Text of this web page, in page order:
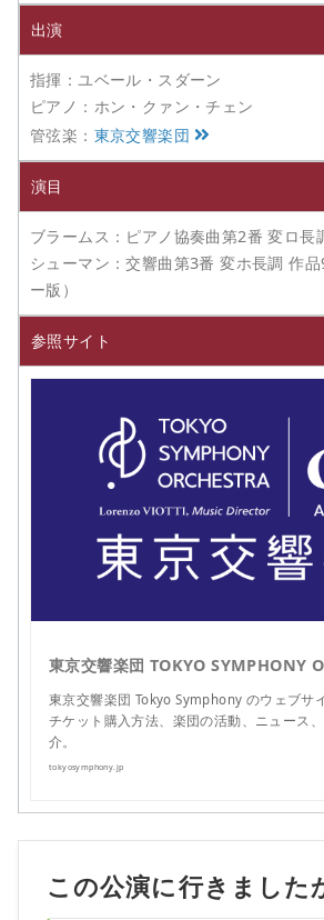
出演
指揮：ユベール・スダーン
ピアノ：ホン・クァン・チェン
管弦楽： 東京交響楽団
演目
ブラームス：ピアノ協奏曲第2番 変ロ長
シューマン：交響曲第3番 変ホ長調 作
ー版）
参照サイト
東京交響楽団 TOKYO SYMPHONY
東京交響楽団 Tokyo Symphony のウェブサ
チケット購入方法、楽団の活動、ニュース
介。
tokyosymphony.jp
この公演に行きました